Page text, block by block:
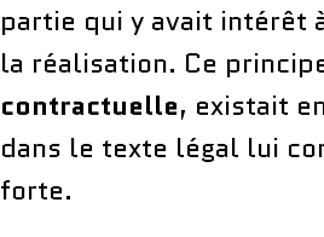
partie qui y avait intérêt
la réalisation. Ce
contractuelle, existait
dans le texte légal lui
forte.